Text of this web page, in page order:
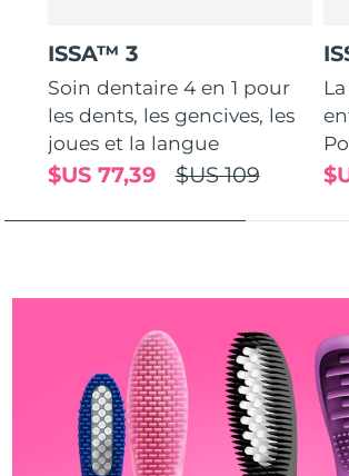
ISSA™ 3
Soin dentaire 4 en 1 pour
les dents, les gencives, les
joues et la langue
$US 109
$US 77,39
Turquie Livraison
Émirats arabes unis Livraison
Royaume-Uni Livraison
Viêt Nam Livraison